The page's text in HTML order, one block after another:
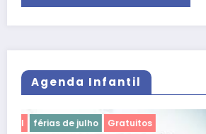
Agenda Infantil
Agenda Infantil férias de julho